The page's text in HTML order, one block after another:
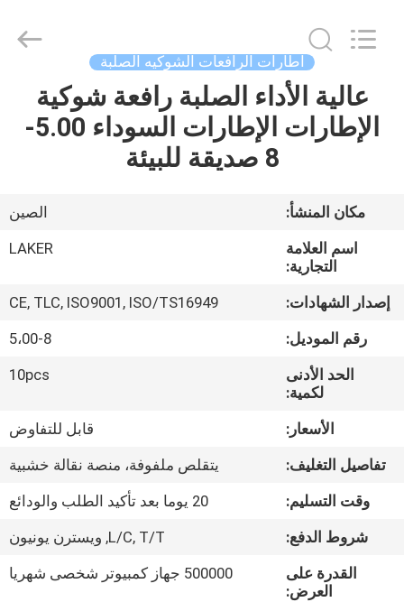
منزل
المنتجات
حول
جولة
المعمل
الجودة
اتصل
AUTOPARTS
CO.,LIMITED.
اطارات الرافعات الشوكيه الصلبة
عالية الأداء الصلبة رافعة شوكية
الإطارات الإطارات السوداء 5.00-
8 صديقة للبيئة
مكان المنشأ:
الصين
اسم العلامة
التجارية:
LAKER
إصدار الشهادات:
CE, TLC, ISO9001, ISO/TS16949
رقم الموديل:
5،00-8
الحد الأدنى
لكمية:
10pcs
الأسعار:
قابل للتفاوض
تفاصيل التغليف:
يتقلص ملفوفة، منصة نقالة خشبية
وقت التسليم:
20 يوما بعد تأكيد الطلب والودائع
شروط الدفع:
L/C, T/T, ويسترن يونيون
القدرة على
العرض:
500000 جهاز كمبيوتر شخصى شهريا